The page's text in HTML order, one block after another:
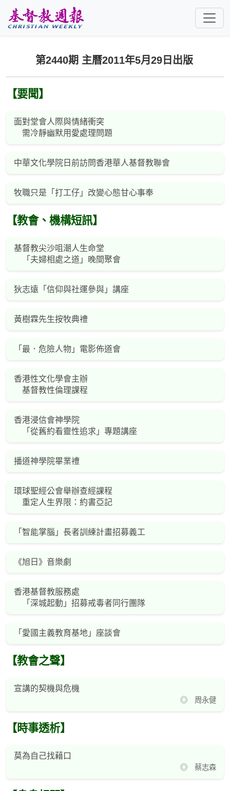
第2440期 主曆2011年5月29日出版
【要聞】
面對堂會人際與情緒衝突
需冷靜幽默用愛處理問題
中華文化學院日前訪問香港華人基督教聯會
牧職只是「打工仔」改變心態甘心事奉
【教會、機構短訊】
基督教尖沙咀潮人生命堂
「夫婦相處之道」晚間聚會
狄志遠「信仰與社運參與」講座
黃樹霖先生按牧典禮
「最．危險人物」電影佈道會
香港性文化學會主辦
基督教性倫理課程
香港浸信會神學院
「從舊約看靈性追求」專題講座
播道神學院畢業禮
環球聖經公會舉辦查經課程
重定人生界限：約書亞記
「智能掌腦」長者訓練計畫招募義工
《旭日》音樂劇
香港基督教服務處
「深城起動」招募戒毒者同行團隊
「愛國主義教育基地」座談會
【教會之聲】
宣講的契機與危機
◎ 周永健
【時事透析】
莫為自己找藉口
◎ 蔡志森